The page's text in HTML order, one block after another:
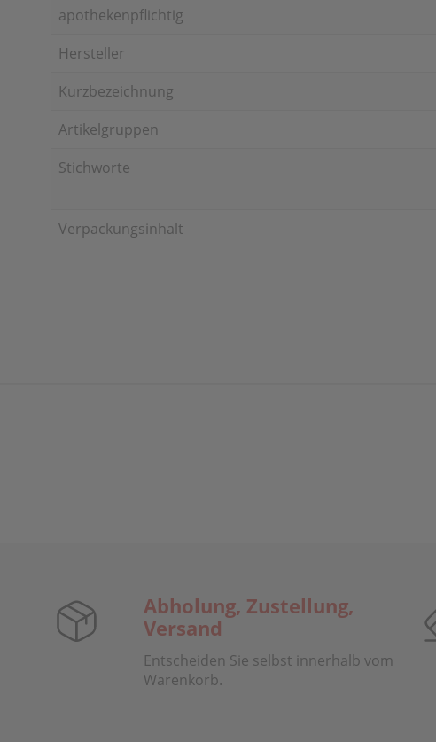
apothekenpflichtig
Hersteller
Kurzbezeichnung
Artikelgruppen
Stichworte
Verpackungsinhalt
Abholung, Zustellung,
Versand
Entscheiden Sie selbst innerhalb vom
Warenkorb.